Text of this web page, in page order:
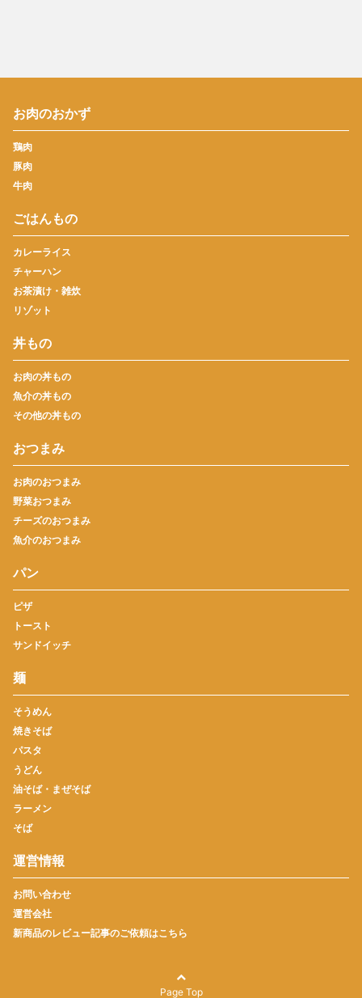
お肉のおかず
鶏肉
豚肉
牛肉
ごはんもの
カレーライス
チャーハン
お茶漬け・雑炊
リゾット
丼もの
お肉の丼もの
魚介の丼もの
その他の丼もの
おつまみ
お肉のおつまみ
野菜おつまみ
チーズのおつまみ
魚介のおつまみ
パン
ピザ
トースト
サンドイッチ
麺
そうめん
焼きそば
パスタ
うどん
油そば・まぜそば
ラーメン
そば
運営情報
お問い合わせ
運営会社
新商品のレビュー記事のご依頼はこちら
Page Top